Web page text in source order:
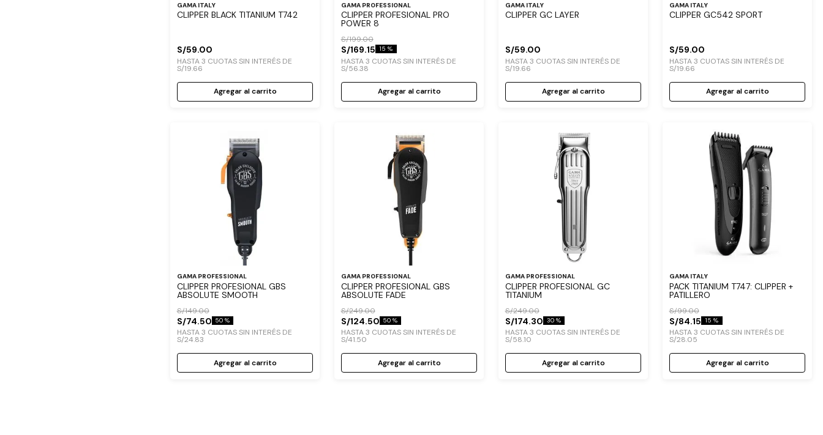
GAMA ITALY
CLIPPER BLACK TITANIUM T742
S/59.00
HASTA3 CUOTAS SIN INTERÉS DE
S/19.66
Agregar al carrito
GAMA PROFESSIONAL
CLIPPER PROFESIONAL PRO
POWER 8
S/199.00
S/169.15 15 %
HASTA3 CUOTAS SIN INTERÉS DE
S/56.38
Agregar al carrito
GAMA ITALY
CLIPPER GC LAYER
S/59.00
HASTA3 CUOTAS SIN INTERÉS DE
S/19.66
Agregar al carrito
GAMA ITALY
CLIPPER GC542 SPORT
S/59.00
HASTA3 CUOTAS SIN INTERÉS DE
S/19.66
Agregar al carrito
GAMA PROFESSIONAL
CLIPPER PROFESIONAL GBS
ABSOLUTE SMOOTH
S/149.00
S/74.50 50 %
HASTA3 CUOTAS SIN INTERÉS DE
S/24.83
Agregar al carrito
GAMA PROFESSIONAL
CLIPPER PROFESIONAL GBS
ABSOLUTE FADE
S/249.00
S/124.50 50 %
HASTA3 CUOTAS SIN INTERÉS DE
S/41.50
Agregar al carrito
GAMA PROFESSIONAL
CLIPPER PROFESIONAL GC
TITANIUM
S/249.00
S/174.30 30 %
HASTA3 CUOTAS SIN INTERÉS DE
S/58.10
Agregar al carrito
GAMA ITALY
PACK TITANIUM T747: CLIPPER +
PATILLERO
S/99.00
S/84.15 15 %
HASTA3 CUOTAS SIN INTERÉS DE
S/28.05
Agregar al carrito